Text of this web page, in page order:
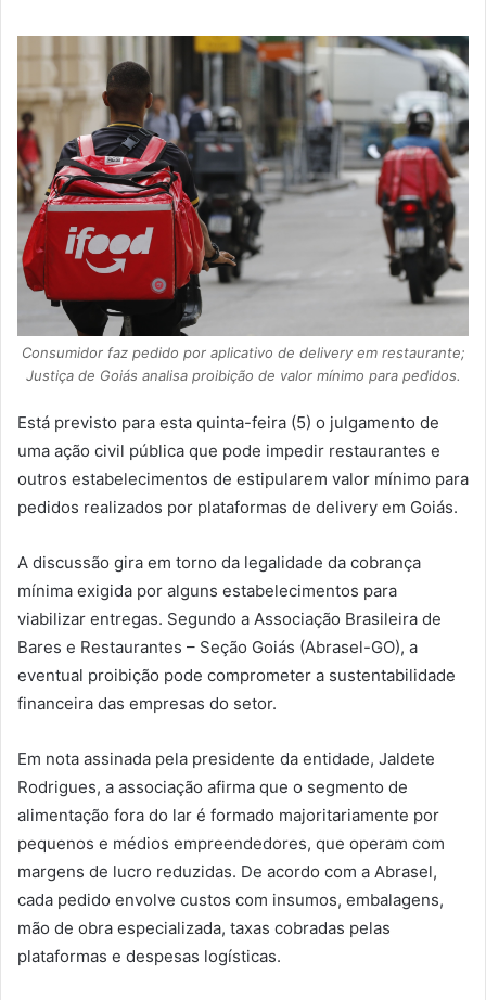
Consumidor faz pedido por aplicativo de delivery em restaurante;
Justiça de Goiás analisa proibição de valor mínimo para pedidos.
Está previsto para esta quinta-feira (5) o julgamento de
uma ação civil pública que pode impedir restaurantes e
outros estabelecimentos de estipularem valor mínimo para
pedidos realizados por plataformas de delivery em Goiás.
A discussão gira em torno da legalidade da cobrança
mínima exigida por alguns estabelecimentos para
viabilizar entregas. Segundo a Associação Brasileira de
Bares e Restaurantes – Seção Goiás (Abrasel-GO), a
eventual proibição pode comprometer a sustentabilidade
financeira das empresas do setor.
Em nota assinada pela presidente da entidade, Jaldete
Rodrigues, a associação afirma que o segmento de
alimentação fora do lar é formado majoritariamente por
pequenos e médios empreendedores, que operam com
margens de lucro reduzidas. De acordo com a Abrasel,
cada pedido envolve custos com insumos, embalagens,
mão de obra especializada, taxas cobradas pelas
plataformas e despesas logísticas.